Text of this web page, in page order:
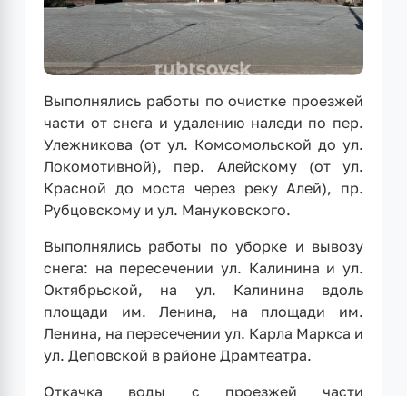
Выполнялись работы по очистке проезжей
части от снега и удалению наледи по пер.
Улежникова (от ул. Комсомольской до ул.
Локомотивной), пер. Алейскому (от ул.
Красной до моста через реку Алей), пр.
Рубцовскому и ул. Мануковского.
Выполнялись работы по уборке и вывозу
снега: на пересечении ул. Калинина и ул.
Октябрьской, на ул. Калинина вдоль
площади им. Ленина, на площади им.
Ленина, на пересечении ул. Карла Маркса и
ул. Деповской в районе Драмтеатра.
Откачка воды с проезжей части